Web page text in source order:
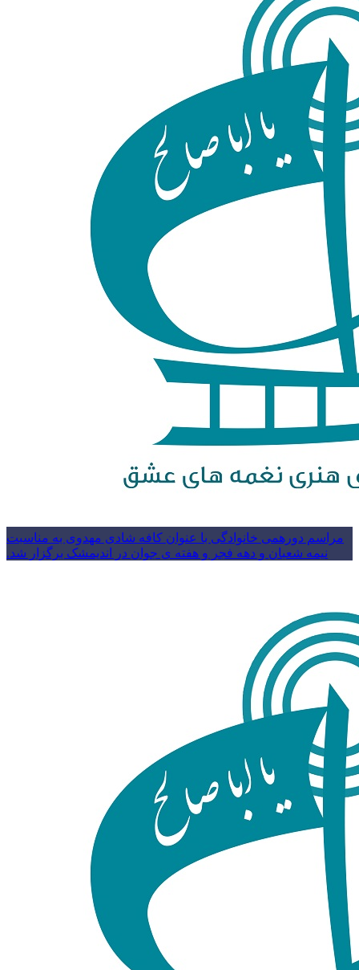
مراسم دورهمی خانوادگی با عنوان کافه شادی مهدوی به مناسبت
نیمه شعبان و دهه فجر و هفته ی جوان در اندیمشک برگزار شد.